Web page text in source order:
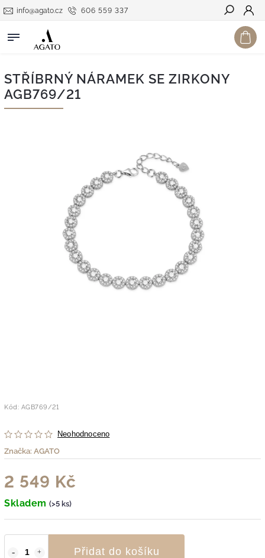
606 559 337
info@agato.cz
Hledat
STŘÍBRNÝ NÁRAMEK SE ZIRKONY
AGB769/21
Kód: AGB769/21
Neohodnoceno
Značka: AGATO
2 549 Kč
Skladem (>5 ks)
Přidat do košíku